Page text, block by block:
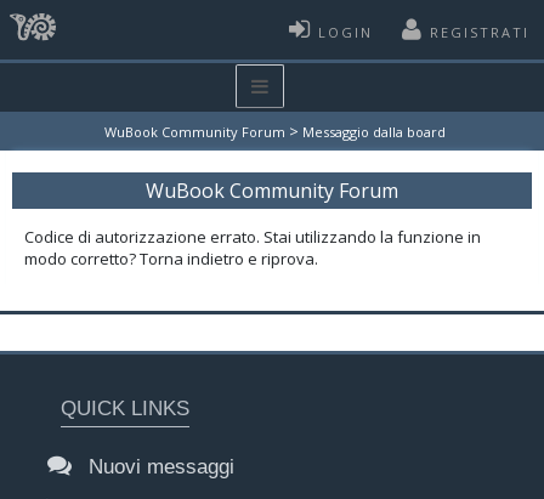
LOGIN REGISTRATI
WuBook Community Forum > Messaggio dalla board
WuBook Community Forum
Codice di autorizzazione errato. Stai utilizzando la funzione in
modo corretto? Torna indietro e riprova.
QUICK LINKS
Nuovi messaggi